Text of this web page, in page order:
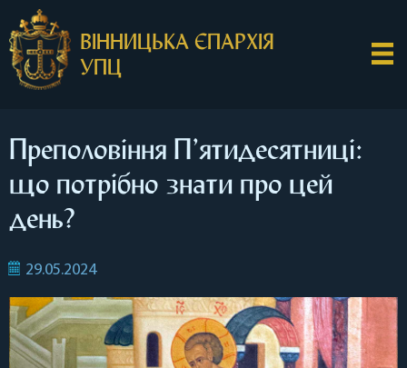
ВІННИЦЬКА ЄПАРХІЯ
УПЦ
Преполовіння П’ятидесятниці:
що потрібно знати про цей
день?
29.05.2024